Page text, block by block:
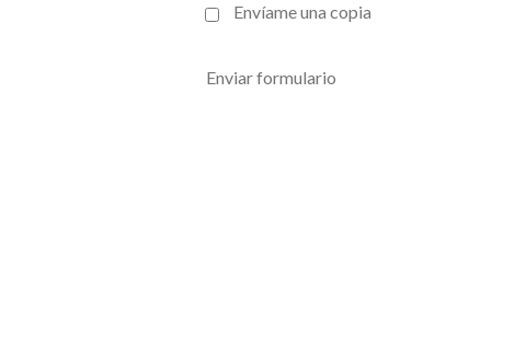
Envíame una copia
Enviar formulario